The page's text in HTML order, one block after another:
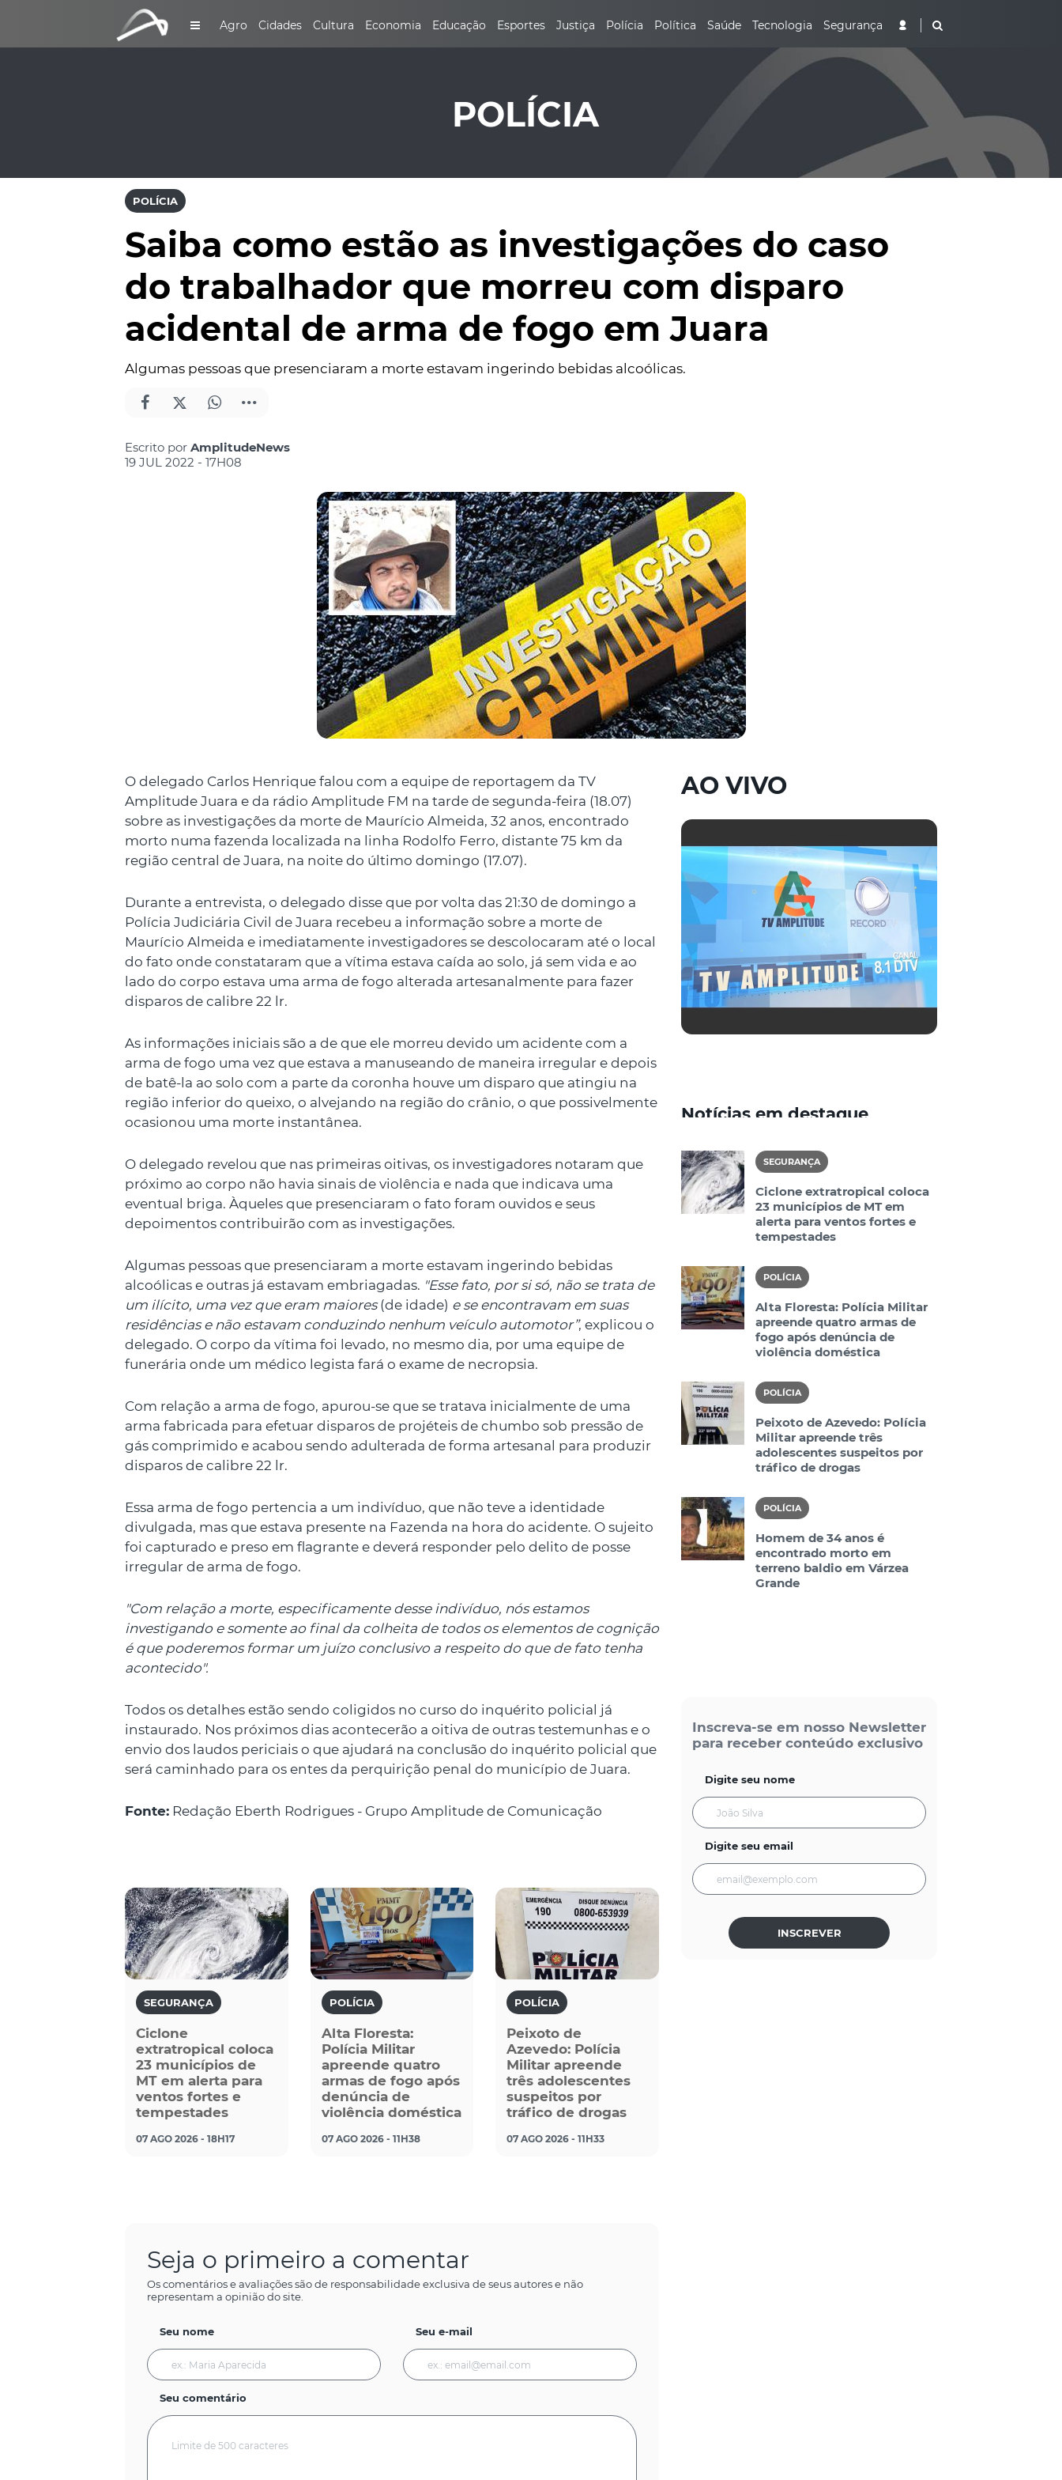
Agro Cidades Cultura Economia Educação Esportes Justiça Polícia Política Saúde Tecnologia Segurança
POLÍCIA
POLÍCIA
Saiba como estão as investigações do caso
do trabalhador que morreu com disparo
acidental de arma de fogo em Juara
Algumas pessoas que presenciaram a morte estavam ingerindo bebidas alcoólicas.
Escrito por AmplitudeNews
19 JUL 2022 - 17H08
O delegado Carlos Henrique falou com a equipe de reportagem da TV
Amplitude Juara e da rádio Amplitude FM na tarde de segunda-feira (18.07)
sobre as investigações da morte de Maurício Almeida, 32 anos, encontrado
morto numa fazenda localizada na linha Rodolfo Ferro, distante 75 km da
região central de Juara, na noite do último domingo (17.07).
Durante a entrevista, o delegado disse que por volta das 21:30 de domingo a
Polícia Judiciária Civil de Juara recebeu a informação sobre a morte de
Maurício Almeida e imediatamente investigadores se descolocaram até o local
do fato onde constataram que a vítima estava caída ao solo, já sem vida e ao
lado do corpo estava uma arma de fogo alterada artesanalmente para fazer
disparos de calibre 22 lr.
As informações iniciais são a de que ele morreu devido um acidente com a
arma de fogo uma vez que estava a manuseando de maneira irregular e depois
de batê-la ao solo com a parte da coronha houve um disparo que atingiu na
região inferior do queixo, o alvejando na região do crânio, o que possivelmente
ocasionou uma morte instantânea.
O delegado revelou que nas primeiras oitivas, os investigadores notaram que
próximo ao corpo não havia sinais de violência e nada que indicava uma
eventual briga. Àqueles que presenciaram o fato foram ouvidos e seus
depoimentos contribuirão com as investigações.
Algumas pessoas que presenciaram a morte estavam ingerindo bebidas
alcoólicas e outras já estavam embriagadas. "Esse fato, por si só, não se trata de
um ilícito, uma vez que eram maiores(de idade) e se encontravam em suas
residências e não estavam conduzindo nenhum veículo automotor”, explicou o
delegado. O corpo da vítima foi levado, no mesmo dia, por uma equipe de
funerária onde um médico legista fará o exame de necropsia.
Com relação a arma de fogo, apurou-se que se tratava inicialmente de uma
arma fabricada para efetuar disparos de projéteis de chumbo sob pressão de
gás comprimido e acabou sendo adulterada de forma artesanal para produzir
disparos de calibre 22 lr.
Essa arma de fogo pertencia a um indivíduo, que não teve a identidade
divulgada, mas que estava presente na Fazenda na hora do acidente. O sujeito
foi capturado e preso em flagrante e deverá responder pelo delito de posse
irregular de arma de fogo.
"Com relação a morte, especificamente desse indivíduo, nós estamos
investigando e somente ao final da colheita de todos os elementos de cognição
é que poderemos formar um juízo conclusivo a respeito do que de fato tenha
acontecido".
Todos os detalhes estão sendo coligidos no curso do inquérito policial já
instaurado. Nos próximos dias acontecerão a oitiva de outras testemunhas e o
envio dos laudos periciais o que ajudará na conclusão do inquérito policial que
será caminhado para os entes da perquirição penal do município de Juara.
Fonte: Redação Eberth Rodrigues - Grupo Amplitude de Comunicação
SEGURANÇA
Ciclone
extratropical coloca
23 municípios de
MT em alerta para
ventos fortes e
tempestades
07 AGO 2026 - 18H17
POLÍCIA
Alta Floresta:
Polícia Militar
apreende quatro
armas de fogo após
denúncia de
violência doméstica
07 AGO 2026 - 11H38
POLÍCIA
Peixoto de
Azevedo: Polícia
Militar apreende
três adolescentes
suspeitos por
tráfico de drogas
07 AGO 2026 - 11H33
Seja o primeiro a comentar
Os comentários e avaliações são de responsabilidade exclusiva de seus autores e não
representam a opinião do site.
Seu nome Seu e-mail
Seu comentário
AO VIVO
SEGURANÇA
Ciclone extratropical coloca
23 municípios de MT em
alerta para ventos fortes e
tempestades
POLÍCIA
Alta Floresta: Polícia Militar
apreende quatro armas de
fogo após denúncia de
violência doméstica
POLÍCIA
Peixoto de Azevedo: Polícia
Militar apreende três
adolescentes suspeitos por
tráfico de drogas
POLÍCIA
Homem de 34 anos é
encontrado morto em
terreno baldio em Várzea
Grande
Inscreva-se em nosso Newsletter
para receber conteúdo exclusivo
Digite seu nome
Digite seu email
INSCREVER
Notícias em destaque